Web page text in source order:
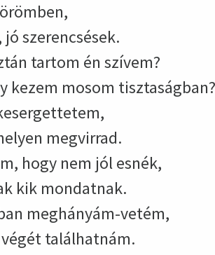
szerencsések.
tartom én szívem?
kezem mosom tisztaságban?
megvirrad.
hogy nem jól esnék,
kik mondatnak.
meghányám-vetém,
találhatnám.